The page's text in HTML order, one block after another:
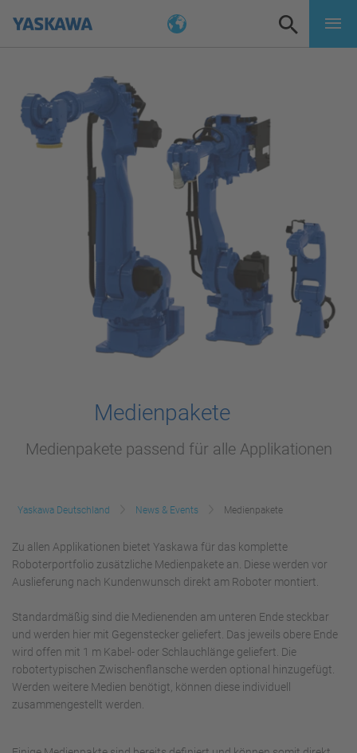
Medienpakete
Medienpakete passend für alle Applikationen
Yaskawa Deutschland News & Events Medienpakete
Zu allen Applikationen bietet Yaskawa für das komplette
Roboterportfolio zusätzliche Medienpakete an. Diese werden vor
Auslieferung nach Kundenwunsch direkt am Roboter montiert.
Standardmäßig sind die Medienenden am unteren Ende steckbar
und werden hier mit Gegenstecker geliefert. Das jeweils obere Ende
wird offen mit 1 m Kabel- oder Schlauchlänge geliefert. Die
robotertypischen Zwischenflansche werden optional hinzugefügt.
Werden weitere Medien benötigt, können diese individuell
zusammengestellt werden.